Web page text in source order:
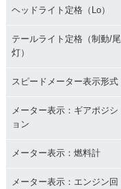
ヘッドライト定格（Lo）
テールライト定格（制動/尾
灯）
スピードメーター表示形式
メーター表示：ギアポジシ
ョン
メーター表示：燃料計
メーター表示：エンジン回